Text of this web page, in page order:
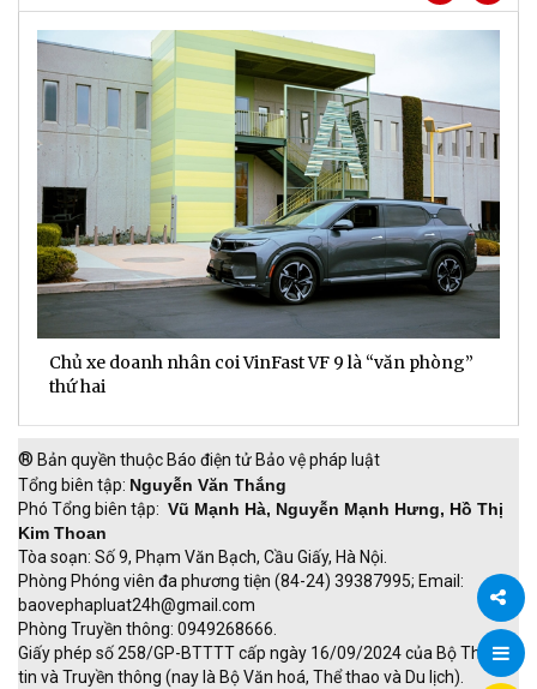
Chia
Chủ xe doanh nhân coi VinFast VF 9 là “văn phòng”
thứ hai
® Bản quyền thuộc Báo điện tử Bảo vệ pháp luật
Tổng biên tập: Nguyễn Văn Thắng
Phó Tổng biên tập: Vũ Mạnh Hà, Nguyễn Mạnh Hưng, Hồ Thị
Kim Thoan
Tòa soạn: Số 9, Phạm Văn Bạch, Cầu Giấy, Hà Nội.
Phòng Phóng viên đa phương tiện (84-24) 39387995; Email:
baovephapluat24h@gmail.com
Phòng Truyền thông: 0949268666.
Giấy phép số 258/GP-BTTTT cấp ngày 16/09/2024 của Bộ Thông
tin và Truyền thông (nay là Bộ Văn hoá, Thể thao và Du lịch).